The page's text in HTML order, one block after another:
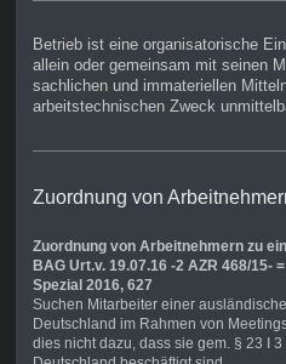
Betrieb ist eine organisatorische
allein oder gemeinsam mit seinen
sachlichen und immateriellen
arbeitstechnischen Zweck
Zuordnung von
Zuordnung von Arbeitnehmern zu
BAG Urt.v. 19.07.16 -2 AZR 468/15-
Spezial 2016, 627
Suchen Mitarbeiter einer
Deutschland im Rahmen von
dies nicht dazu, dass sie gem. § 23 I